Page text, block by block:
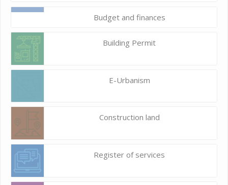
Budget and finances
Building Permit
E-Urbanism
Construction land
Register of services